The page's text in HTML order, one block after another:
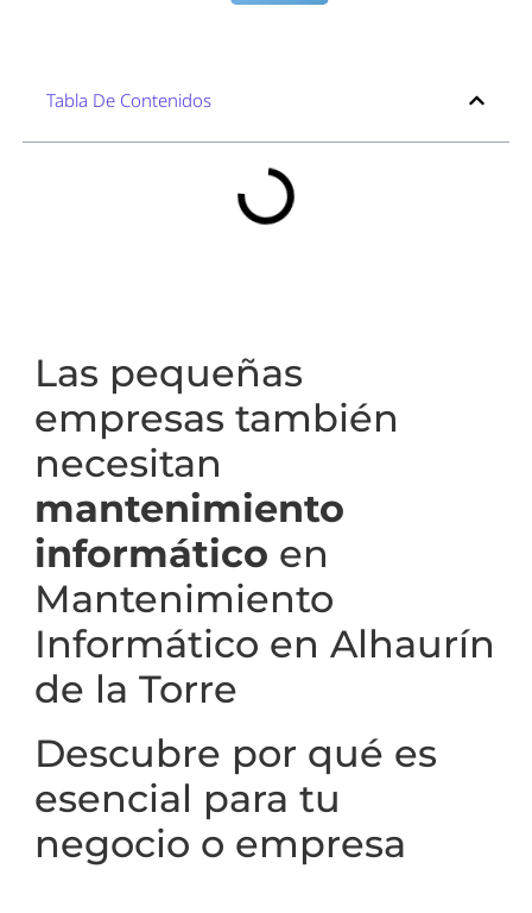
Tabla De Contenidos
Las pequeñas
empresas también
necesitan
mantenimiento
informático en
Mantenimiento
Informático en Alhaurín
de la Torre
Descubre por qué es
esencial para tu
negocio o empresa